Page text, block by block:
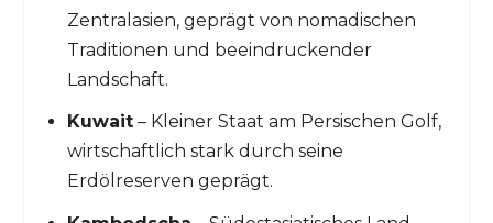
Zentralasien, geprägt von nomadischen
Traditionen und beeindruckender
Landschaft.
Kuwait– Kleiner Staat am Persischen Golf,
wirtschaftlich stark durch seine
Erdölreserven geprägt.